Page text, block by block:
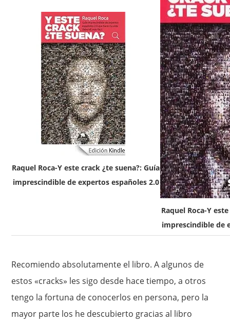
Raquel Roca-Y este crack ¿te suena?: Guía
imprescindible de expertos españoles 2.0
Raquel Roca-Y
imprescindible de
Recomiendo absolutamente el libro. A algunos de
estos «cracks» les sigo desde hace tiempo, a otros
tengo la fortuna de conocerlos en persona, pero la
mayor parte los he descubierto gracias al libro